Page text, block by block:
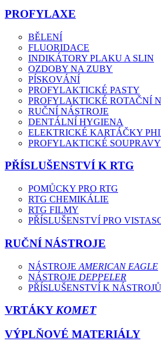
PROFYLAXE
BĚLENÍ
FLUORIDACE
INDIKÁTORY PLAKU A SLIN
OZDOBY NA ZUBY
PÍSKOVÁNÍ
PROFYLAKTICKÉ PASTY
PROFYLAKTICKÉ ROTAČNÍ
RUČNÍ NÁSTROJE
DENTÁLNÍ HYGIENA
ELEKTRICKÉ KARTÁČKY
PROFYLAKTICKÉ SOUPRAVY
PŘÍSLUŠENSTVÍ K RTG
POMŮCKY PRO RTG
RTG CHEMIKÁLIE
RTG FILMY
PŘÍSLUŠENSTVÍ PRO
RUČNÍ NÁSTROJE
NÁSTROJE AMERICAN EAGLE
NÁSTROJE DEPPELER
PŘÍSLUŠENSTVÍ K
VRTÁKYKOMET
VÝPLŇOVÉ MATERIÁLY